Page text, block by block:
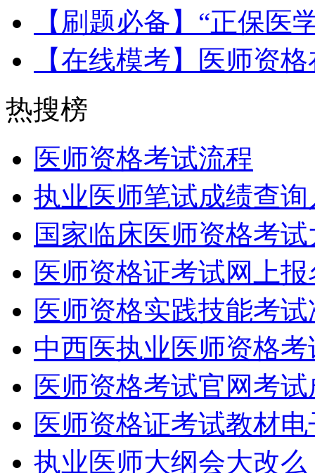
【刷题必备】“正保医
【在线模考】医师资
热搜榜
医师资格考试流程
执业医师笔试成绩查
国家临床医师资格考
医师资格证考试网上
医师资格实践技能考
中西医执业医师资格
医师资格考试官网考
医师资格证考试教材
执业医师大纲会大改么